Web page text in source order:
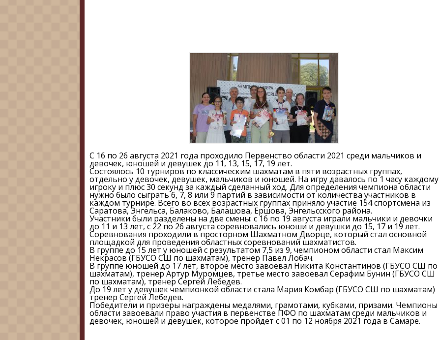
С 16 по 26 августа 2021 года проходило Первенство области 2021 среди мальчиков и
девочек, юношей и девушек до 11, 13, 15, 17, 19 лет.
Состоялось 10 турниров по классическим шахматам в пяти возрастных группах,
отдельно у девочек, девушек, мальчиков и юношей. На игру давалось по 1 часу каждому
игроку и плюс 30 секунд за каждый сделанный ход. Для определения чемпиона области
нужно было сыграть 6, 7, 8 или 9 партий в зависимости от количества участников в
каждом турнире. Всего во всех возрастных группах приняло участие 154 спортсмена из
Саратова, Энгельса, Балаково, Балашова, Ершова, Энгельсского района.
Участники были разделены на две смены: с 16 по 19 августа играли мальчики и девочки
до 11 и 13 лет, с 22 по 26 августа соревновались юноши и девушки до 15, 17 и 19 лет.
Соревнования проходили в просторном Шахматном Дворце, который стал основной
площадкой для проведения областных соревнований шахматистов.
В группе до 15 лет у юношей с результатом 7,5 из 9, чемпионом области стал Максим
Некрасов (ГБУСО СШ по шахматам), тренер Павел Лобач.
В группе юношей до 17 лет, второе место завоевал Никита Константинов (ГБУСО СШ по
шахматам), тренер Артур Муромцев, третье место завоевал Серафим Бунин (ГБУСО СШ
по шахматам), тренер Сергей Лебедев.
До 19 лет у девушек чемпионкой области стала Мария Комбар (ГБУСО СШ по шахматам)
тренер Сергей Лебедев.
Победители и призеры награждены медалями, грамотами, кубками, призами. Чемпионы
области завоевали право участия в первенстве ПФО по шахматам среди мальчиков и
девочек, юношей и девушек, которое пройдет с 01 по 12 ноября 2021 года в Самаре.